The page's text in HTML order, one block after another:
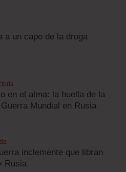
a un capo de la droga
en el alma: la huella de la
Mundial en Rusia
inclemente que libran
Rusia